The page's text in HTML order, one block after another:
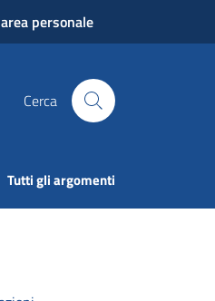
personale
Cerca
Tutti gli argomenti